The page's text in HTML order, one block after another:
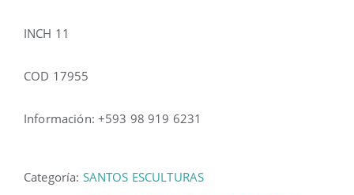
INCH 11
COD 17955
Información: +593 98 919 6231
Categoría: SANTOS ESCULTURAS